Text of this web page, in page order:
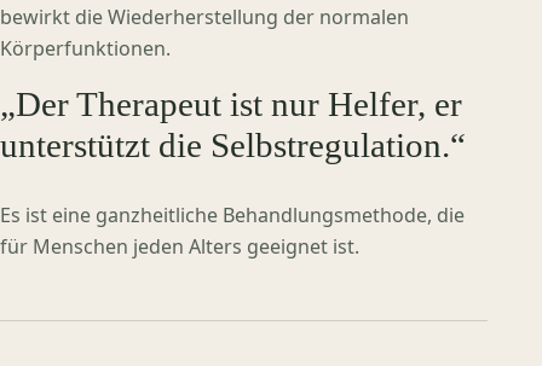
bewirkt die Wiederherstellung der normalen
Körperfunktionen.
„Der Therapeut ist nur Helfer, er
unterstützt die Selbstregulation.“
Es ist eine ganzheitliche Behandlungsmethode, die
für Menschen jeden Alters geeignet ist.